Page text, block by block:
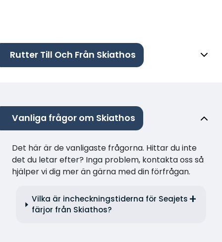
Rutter Till Och Från Skiathos
Vanliga frågor om Skiathos
Det här är de vanligaste frågorna. Hittar du inte
det du letar efter? Inga problem, kontakta oss så
hjälper vi dig mer än gärna med din förfrågan.
Vilka är incheckningstiderna för Seajets
färjor från Skiathos?